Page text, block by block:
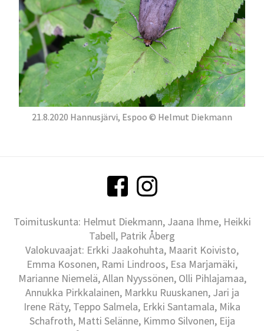
21.8.2020 Hannusjärvi, Espoo © Helmut Diekmann
Toimituskunta: Helmut Diekmann, Jaana Ihme, Heikki
Tabell, Patrik Åberg
Valokuvaajat: Erkki Jaakohuhta, Maarit Koivisto,
Emma Kosonen, Rami Lindroos, Esa Marjamäki,
Marianne Niemelä, Allan Nyyssönen, Olli Pihlajamaa,
Annukka Pirkkalainen, Markku Ruuskanen, Jari ja
Irene Räty, Teppo Salmela, Erkki Santamala, Mika
Schafroth, Matti Selänne, Kimmo Silvonen, Eija